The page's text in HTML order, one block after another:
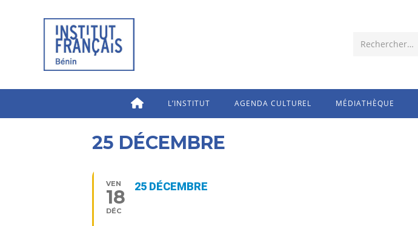
Rechercher…
L’INSTITUT AGENDA CULTUREL MÉDIATHÈQUE
25 DÉCEMBRE
VEN
18
DÉC
25 DÉCEMBRE